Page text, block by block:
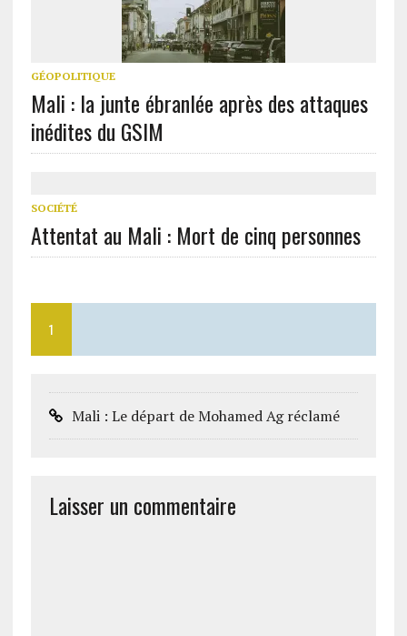
GÉOPOLITIQUE
Mali : la junte ébranlée après des attaques
inédites du GSIM
SOCIÉTÉ
Attentat au Mali : Mort de cinq personnes
1
Mali : Le départ de Mohamed Ag réclamé
Laisser un commentaire